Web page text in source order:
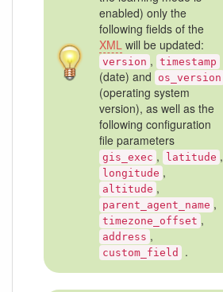
enabled) only the
following fields of the
XML will be updated:
version , timestamp
(date) and os_version
(operating system
version), as well as the
following configuration
file parameters
gis_exec , latitude ,
longitude ,
altitude ,
parent_agent_name ,
timezone_offset ,
address ,
custom_field .